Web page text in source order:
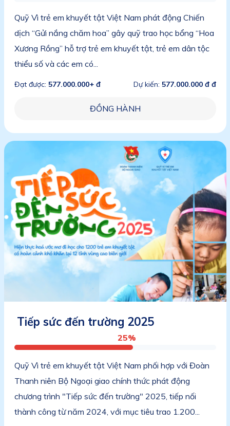
Quỹ Vì trẻ em khuyết tật Việt Nam phát động Chiến
dịch “Gửi nắng chăm hoa” gây quỹ trao học bổng “Hoa
Xương Rồng” hỗ trợ trẻ em khuyết tật, trẻ em dân tộc
thiểu số và các em có...
Đạt được: 577.000.000+ đ Dự kiến: 577.000.000 đ đ
ĐỒNG HÀNH
Tiếp sức đến trường 2025
25%
Quỹ Vì trẻ em khuyết tật Việt Nam phối hợp với Đoàn
Thanh niên Bộ Ngoại giao chính thức phát động
chương trình "Tiếp sức đến trường" 2025, tiếp nối
thành công từ năm 2024, với mục tiêu trao 1.200...